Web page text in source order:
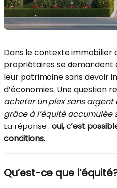
Dans le contexte immobilier
propriétaires se
leur patrimoine sans devoir
d’économies. Une question
acheter un plex sans
grâce à l’équité accumulée
La réponse : oui, c’est
conditions.
Qu’est-ce que